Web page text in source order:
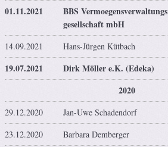
01.11.2021
BBS Vermoegensverwaltungs
gesellschaft mbH
14.09.2021 Hans-Jürgen Kütbach
19.07.2021 Dirk Möller e.K. (Edeka)
2020
29.12.2020 Jan-Uwe Schadendorf
23.12.2020
Barbara Demberger